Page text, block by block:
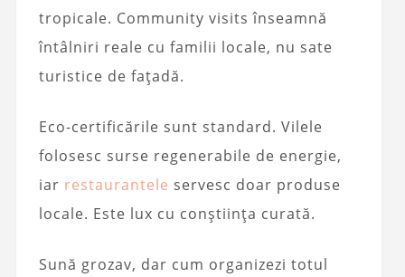
tropicale. Community visits înseamnă
întâlniri reale cu familii locale, nu sate
turistice de fațadă.
Eco-certificările sunt standard. Vilele
folosesc surse regenerabile de energie,
iar restaurantele servesc doar produse
locale. Este lux cu conștiința curată.
Sună grozav, dar cum organizezi totul